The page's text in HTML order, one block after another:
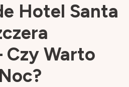
Hotel Santa
Czy Warto